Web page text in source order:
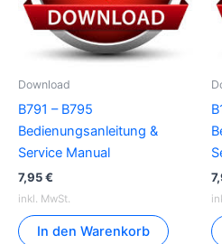
Download
B791 – B795
Bedienungsanleitung &
Service Manual
7,95€
inkl. MwSt.
In den Warenkorb